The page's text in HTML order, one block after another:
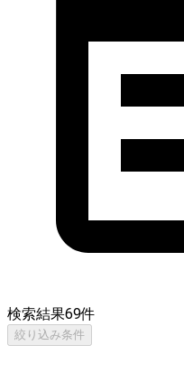
検索結果69件
絞り込み条件